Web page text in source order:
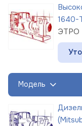
1640-
ЭТРО
Модель